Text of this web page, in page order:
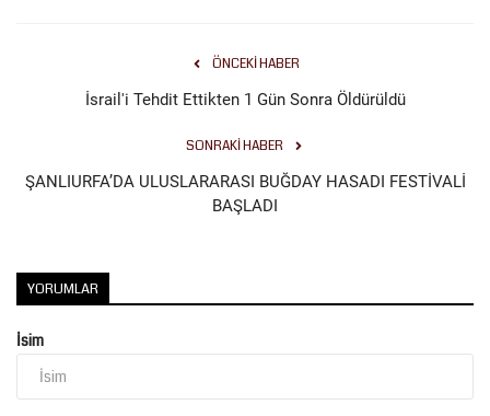
ÖNCEKI HABER
İsrail'i Tehdit Ettikten 1 Gün Sonra Öldürüldü
SONRAKI HABER
ŞANLIURFA’DA ULUSLARARASI BUĞDAY HASADI FESTİVALİ
BAŞLADI
YORUMLAR
İsim